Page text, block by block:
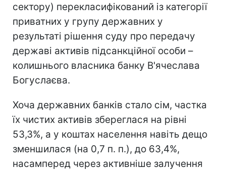
сектору) перекласифікований із категорії
приватних у групу державних у
результаті рішення суду про передачу
державі активів підсанкційної особи –
колишнього власника банку В'ячеслава
Богуслаєва.
Хоча державних банків стало сім, частка
їх чистих активів збереглася на рівні
53,3%, а у коштах населення навіть дещо
зменшилася (на 0,7 п. п.), до 63,4%,
насамперед через активніше залучення